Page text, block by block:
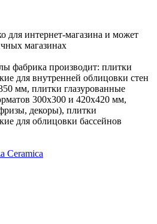
для интернет-магазина и может
магазинах
фабрика производит: плитки
для внутренней облицовки стен
мм, плитки глазурованные
300х300 и 420х420 мм,
декоры), плитки
для облицовки бассейнов
Ceramica